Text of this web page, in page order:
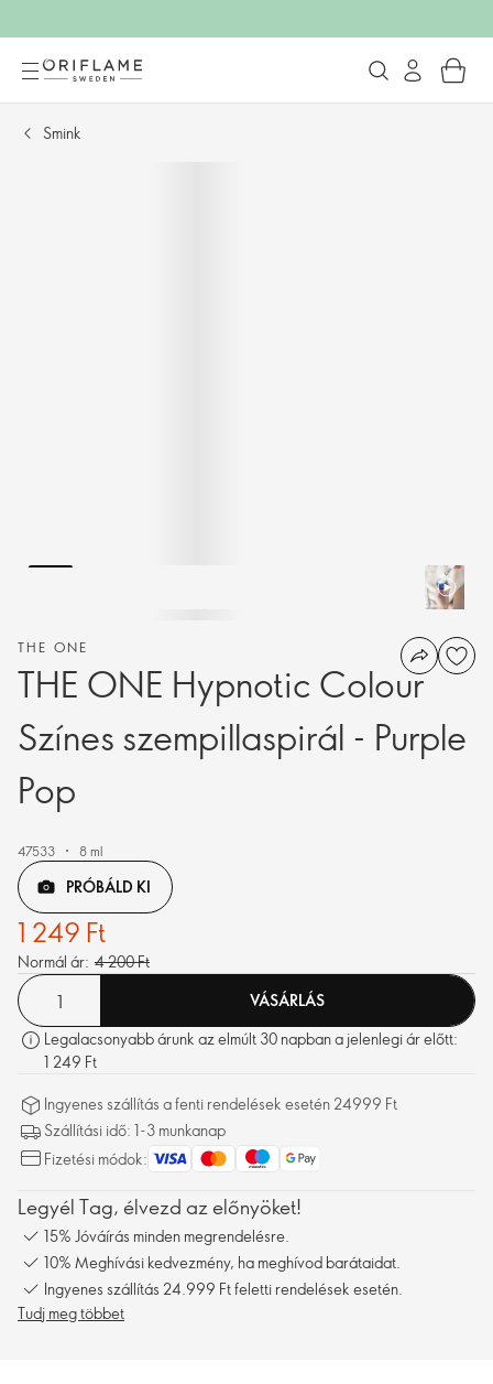
Smink
THE ONE
THE ONE Hypnotic Colour
Színes szempillaspirál - Purple
Pop
47533 8 ml
PRÓBÁLD KI
1 249 Ft
Normál ár: 4 200 Ft
VÁSÁRLÁS
Legalacsonyabb árunk az elmúlt 30 napban a jelenlegi ár előtt:
1 249 Ft
Ingyenes szállítás a fenti rendelések esetén 24999 Ft
Szállítási idő: 1-3 munkanap
Fizetési módok:
Legyél Tag, élvezd az előnyöket!
15% Jóváírás minden megrendelésre.
10% Meghívási kedvezmény, ha meghívod barátaidat.
Ingyenes szállítás 24.999 Ft feletti rendelések esetén.
Tudj meg többet